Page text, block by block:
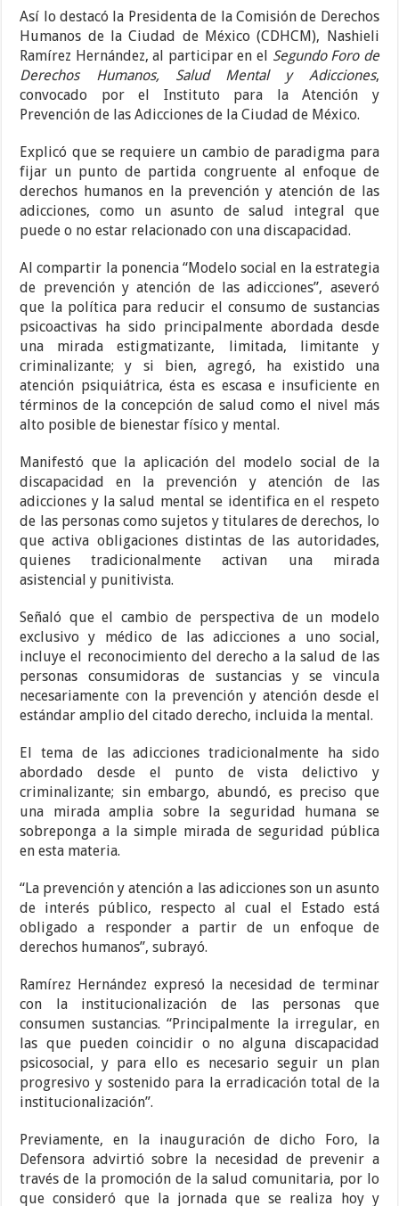
Así lo destacó la Presidenta de la Comisión de Derechos
Humanos de la Ciudad de México (CDHCM), Nashieli
Ramírez Hernández, al participar en el Segundo Foro de
Derechos Humanos, Salud Mental y Adicciones,
convocado por el Instituto para la Atención y
Prevención de las Adicciones de la Ciudad de México.
Explicó que se requiere un cambio de paradigma para
fijar un punto de partida congruente al enfoque de
derechos humanos en la prevención y atención de las
adicciones, como un asunto de salud integral que
puede o no estar relacionado con una discapacidad.
Al compartir la ponencia “Modelo social en la estrategia
de prevención y atención de las adicciones”, aseveró
que la política para reducir el consumo de sustancias
psicoactivas ha sido principalmente abordada desde
una mirada estigmatizante, limitada, limitante y
criminalizante; y si bien, agregó, ha existido una
atención psiquiátrica, ésta es escasa e insuficiente en
términos de la concepción de salud como el nivel más
alto posible de bienestar físico y mental.
Manifestó que la aplicación del modelo social de la
discapacidad en la prevención y atención de las
adicciones y la salud mental se identifica en el respeto
de las personas como sujetos y titulares de derechos, lo
que activa obligaciones distintas de las autoridades,
quienes tradicionalmente activan una mirada
asistencial y punitivista.
Señaló que el cambio de perspectiva de un modelo
exclusivo y médico de las adicciones a uno social,
incluye el reconocimiento del derecho a la salud de las
personas consumidoras de sustancias y se vincula
necesariamente con la prevención y atención desde el
estándar amplio del citado derecho, incluida la mental.
El tema de las adicciones tradicionalmente ha sido
abordado desde el punto de vista delictivo y
criminalizante; sin embargo, abundó, es preciso que
una mirada amplia sobre la seguridad humana se
sobreponga a la simple mirada de seguridad pública
en esta materia.
“La prevención y atención a las adicciones son un asunto
de interés público, respecto al cual el Estado está
obligado a responder a partir de un enfoque de
derechos humanos”, subrayó.
Ramírez Hernández expresó la necesidad de terminar
con la institucionalización de las personas que
consumen sustancias. “Principalmente la irregular, en
las que pueden coincidir o no alguna discapacidad
psicosocial, y para ello es necesario seguir un plan
progresivo y sostenido para la erradicación total de la
institucionalización”.
Previamente, en la inauguración de dicho Foro, la
Defensora advirtió sobre la necesidad de prevenir a
través de la promoción de la salud comunitaria, por lo
que consideró que la jornada que se realiza hoy y